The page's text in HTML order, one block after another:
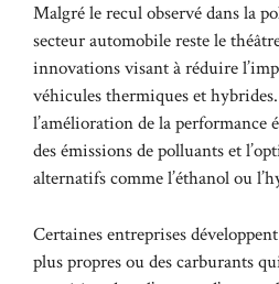
Malgré le recul observé dans la
secteur automobile reste le
innovations visant à réduire
véhicules thermiques et
l’amélioration de la performance
des émissions de polluants et
alternatifs comme l’éthanol ou
Certaines entreprises
plus propres ou des carburants